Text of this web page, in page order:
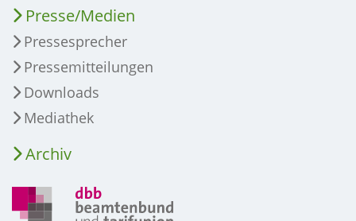
Presse/Medien
Pressesprecher
Pressemitteilungen
Downloads
Mediathek
Archiv